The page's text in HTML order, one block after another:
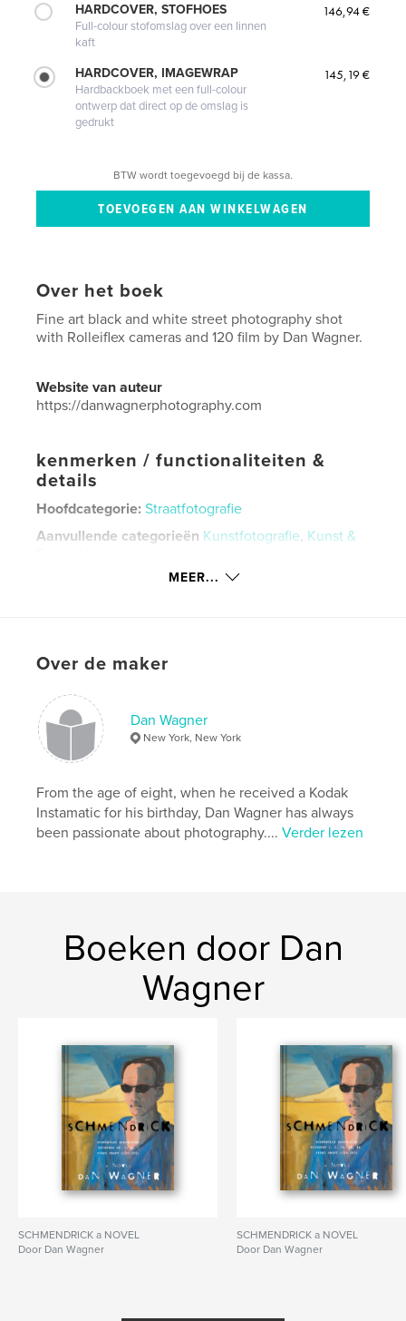
HARDCOVER, STOFHOES
Full-colour stofomslag over een linnen
kaft
146,94 €
HARDCOVER, IMAGEWRAP
Hardbackboek met een full-colour
ontwerp dat direct op de omslag is
gedrukt
145,19 €
BTW wordt toegevoegd bij de kassa.
Over het boek
Fine art black and white street photography shot
with Rolleiflex cameras and 120 film by Dan Wagner.
Website van auteur
https://danwagnerphotography.com
kenmerken / functionaliteiten &
details
Hoofdcategorie: Straatfotografie
Aanvullende categorieën Kunstfotografie, Kunst &
Standaard staand, 20×25 cm
Taal
English
rolleiflex
MEER...
Over de maker
Dan Wagner
New York, New York
From the age of eight, when he received a Kodak
Instamatic for his birthday, Dan Wagner has always
been passionate about photography....Verder lezen
Boeken door Dan
Wagner
SCHMENDRICK a NOVEL
Door Dan Wagner
SCHMENDRICK a NOVEL
Door Dan Wagner